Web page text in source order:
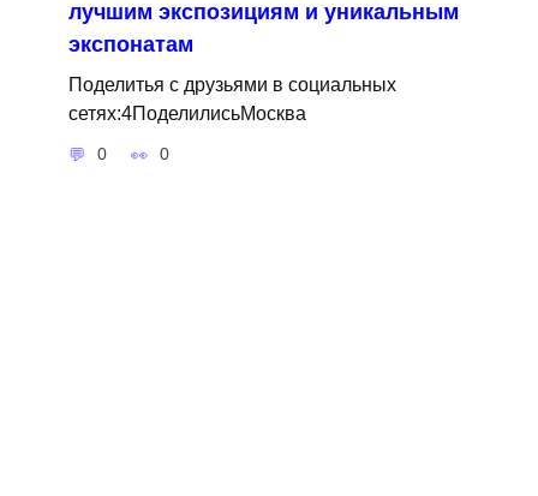
лучшим экспозициям и уникальным
экспонатам
Поделитья с друзьями в социальных
сетях:4ПоделилисьМосква
0 0